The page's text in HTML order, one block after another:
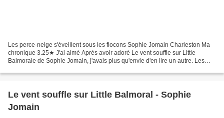
Les perce-neige s'éveillent sous les flocons Sophie Jomain Charleston Ma
chronique 3.25★ J'ai aimé Après avoir adoré Le vent souffle sur Little
Balmorale de Sophie Jomain, j'avais plus qu'envie d'en lire un autre. Les
Le vent souffle sur Little Balmoral - Sophie
Jomain